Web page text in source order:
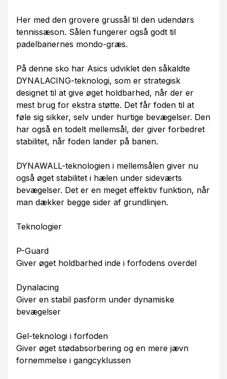
Her med den grovere grussål til den udendørs
tennissæson. Sålen fungerer også godt til
padelbanernes mondo-græs.
På denne sko har Asics udviklet den såkaldte
DYNALACING-teknologi, som er strategisk
designet til at give øget holdbarhed, når der er
mest brug for ekstra støtte. Det får foden til at
føle sig sikker, selv under hurtige bevægelser. Den
har også en todelt mellemsål, der giver forbedret
stabilitet, når foden lander på banen.
DYNAWALL-teknologien i mellemsålen giver nu
også øget stabilitet i hælen under sideværts
bevægelser. Det er en meget effektiv funktion, når
man dækker begge sider af grundlinjen.
Teknologier
P-Guard
Giver øget holdbarhed inde i forfodens overdel
Dynalacing
Giver en stabil pasform under dynamiske
bevægelser
Gel-teknologi i forfoden
Giver øget stødabsorbering og en mere jævn
fornemmelse i gangcyklussen